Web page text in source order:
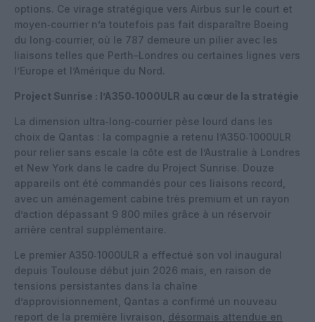
options. Ce virage stratégique vers Airbus sur le court et
moyen‑courrier n’a toutefois pas fait disparaître Boeing
du long‑courrier, où le 787 demeure un pilier avec les
liaisons telles que Perth–Londres ou certaines lignes vers
l’Europe et l’Amérique du Nord.
Project Sunrise : l’A350‑1000ULR au cœur de la stratégie
La dimension ultra‑long‑courrier pèse lourd dans les
choix de Qantas : la compagnie a retenu l’A350‑1000ULR
pour relier sans escale la côte est de l’Australie à Londres
et New York dans le cadre du Project Sunrise. Douze
appareils ont été commandés pour ces liaisons record,
avec un aménagement cabine très premium et un rayon
d’action dépassant 9 800 miles grâce à un réservoir
arrière central supplémentaire.
Le premier A350‑1000ULR a effectué son vol inaugural
depuis Toulouse début juin 2026 mais, en raison de
tensions persistantes dans la chaîne
d’approvisionnement, Qantas a confirmé un nouveau
report de la première livraison, désormais attendue en